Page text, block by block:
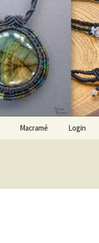
Macramé Login